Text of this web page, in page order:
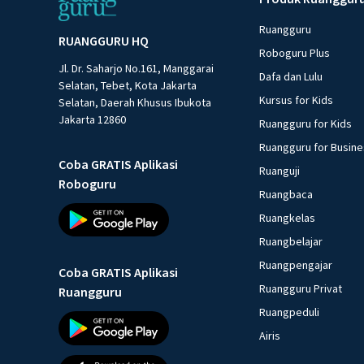
RUANGGURU HQ
Jl. Dr. Saharjo No.161, Manggarai
Selatan, Tebet, Kota Jakarta
Selatan, Daerah Khusus Ibukota
Jakarta 12860
Coba GRATIS Aplikasi
Roboguru
Coba GRATIS Aplikasi
Ruangguru
Ruangguru
Roboguru Plus
Dafa dan Lulu
Kursus for Kids
Ruangguru for Kids
Ruangguru for
Ruanguji
Ruangbaca
Ruangkelas
Ruangbelajar
Ruangpengajar
Ruangguru Privat
Ruangpeduli
Airis